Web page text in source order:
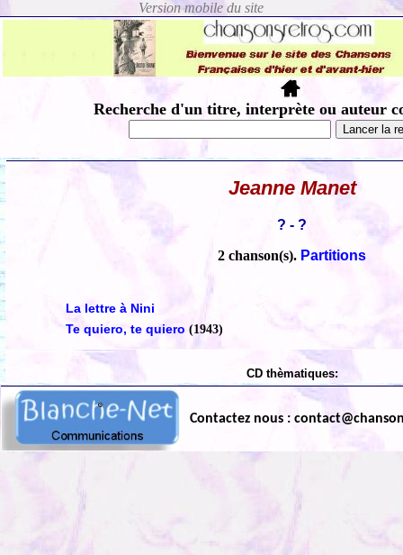
Recherche d'un titre, interprète ou auteur
Jeanne Manet
? - ?
2 chanson(s). Partitions
La lettre à Nini
Te quiero, te quiero (1943)
CD thèmatiques:
Contactez nous :